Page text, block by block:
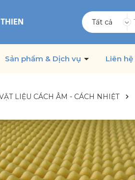
Tất cả
Sản phẩm & Dịch vụ Liên hệ
LIỆU CÁCH ÂM - CÁCH NHIỆT